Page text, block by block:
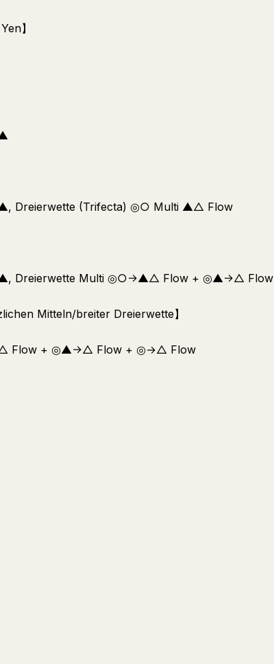
】
Dreierwette (Trifecta) ◎○ Multi ▲△ Flow
Dreierwette Multi ◎○→▲△ Flow + ◎▲→△ Flow
Mitteln/breiter Dreierwette】
Flow + ◎▲→△ Flow + ◎→△ Flow